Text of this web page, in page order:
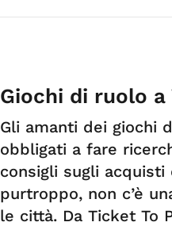
Giochi di ruolo
Gli amanti dei giochi
obbligati a fare
consigli sugli
purtroppo, non c’è
le città. Da Ticket To